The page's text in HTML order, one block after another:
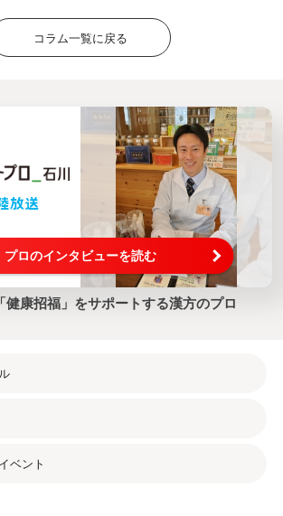
コラム一覧に戻る
プロのインタビューを読む
康招福」をサポートする漢方のプロ
ベント